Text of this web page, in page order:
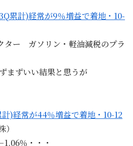
累計)経常が9％増益で着地・10-
ター ガソリン・軽油減税のプラ
まずいい結果と思うが
)経常が44％増益で着地・10-12
）
％・・・